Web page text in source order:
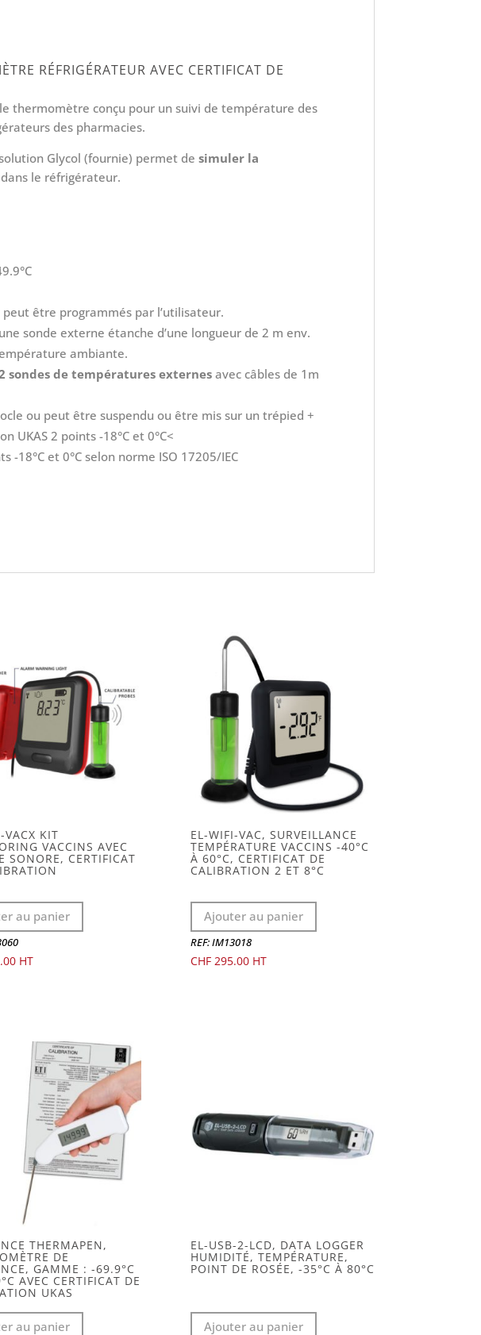
RÉFRIGÉRATEUR AVEC CERTIFICAT DE
thermomètre conçu pour un suivi de température des
des pharmacies.
Glycol (fournie) permet desimuler la
dans le réfrigérateur.
peut être programmés par l’utilisateur.
sonde externe étanche d’une longueur de 2 m env.
ambiante.
sondes de températures externes avec câbles de 1m
ou peut être suspendu ou être mis sur un trépied +
UKAS 2 points -18°C et 0°C<
18°C et 0°C selon norme ISO 17205/IEC
VACX KIT
VACCINS AVEC
SONORE, CERTIFICAT
au panier
EL-WIFI-VAC, SURVEILLANCE
TEMPÉRATURE VACCINS -40°C
À 60°C, CERTIFICAT DE
CALIBRATION 2 ET 8°C
Ajouter au panier
REF: IM13018
CHF295.00
THERMAPEN,
DE
GAMME : -69.9°C
AVEC CERTIFICAT DE
UKAS
au panier
EL-USB-2-LCD, DATA LOGGER
HUMIDITÉ, TEMPÉRATURE,
POINT DE ROSÉE, -35°C À 80°C
Ajouter au panier